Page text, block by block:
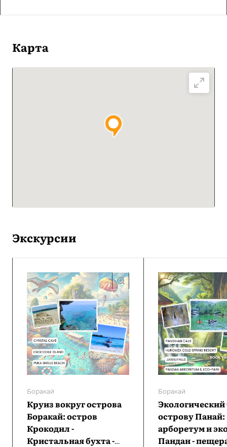
Карта
Экскурсии
Боракай
Круиз вокруг острова
Боракай: остров
Крокодил -
Кристальная бухта -
Боракай
Экологический
острову Панай:
арборетум и
Пандан -